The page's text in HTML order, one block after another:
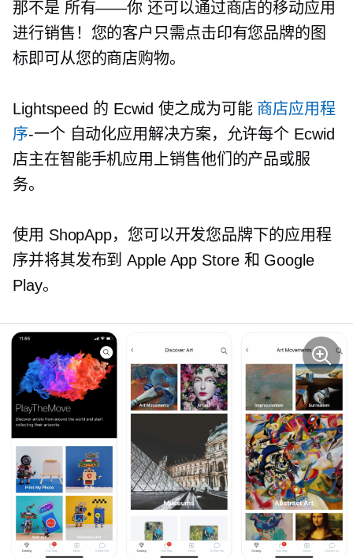
那不是 所有——你 还可以通过商店的移动应用
进行销售！您的客户只需点击印有您品牌的图
标即可从您的商店购物。
Lightspeed 的 Ecwid 使之成为可能 商店应用程
序-一个自动化应用解决方案，允许每个 Ecwid
店主在智能手机应用上销售他们的产品或服
务。
使用 ShopApp，您可以开发您品牌下的应用程
序并将其发布到 Apple App Store 和 Google
Play。